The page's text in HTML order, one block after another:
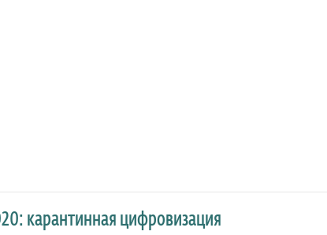
карантинная цифровизация